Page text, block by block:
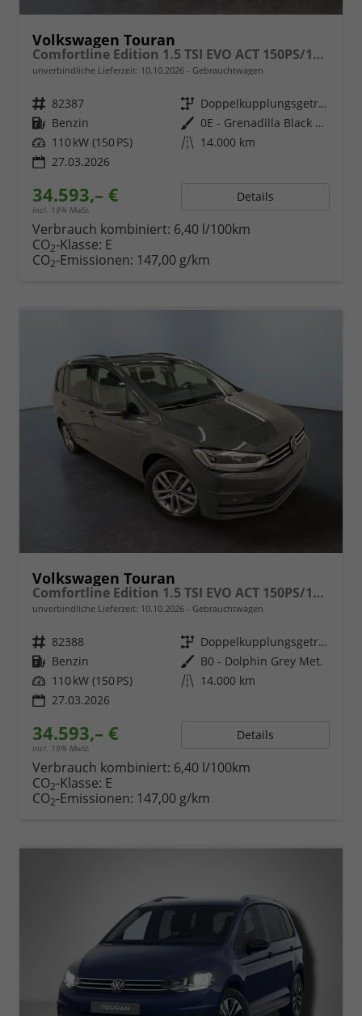
Volkswagen Touran
Comfortline Edition 1.5 TSI EVO ACT 150PS/110kW DSG7 2026 +APP-Connect+RFK+17"ALU+SHZ
unverbindliche Lieferzeit: 10.10.2026 Gebrauchtwagen
Fahrzeugnr. 82387 Getriebe
Doppelkupplungsgetriebe (DSG)
Kraftstoff Benzin Außenfarbe
0E - Grenadilla Black Met.
Leistung 110 kW (150 PS) Kilometerstand 14.000 km
27.03.2026
34.593,– €
incl. 19% MwSt.
Details
Verbrauch kombiniert: 6,40 l/100km
CO2-Klasse: E
CO2-Emissionen: 147,00 g/km
Volkswagen Touran
Comfortline Edition 1.5 TSI EVO ACT 150PS/110kW DSG7 2026 +APP-Connect+RFK+17"ALU+SHZ
unverbindliche Lieferzeit: 10.10.2026 Gebrauchtwagen
Fahrzeugnr. 82388 Getriebe
Doppelkupplungsgetriebe (DSG)
Kraftstoff Benzin Außenfarbe B0 - Dolphin Grey Met.
Leistung 110 kW (150 PS) Kilometerstand 14.000 km
27.03.2026
34.593,– €
incl. 19% MwSt.
Details
Verbrauch kombiniert: 6,40 l/100km
CO2-Klasse: E
CO2-Emissionen: 147,00 g/km